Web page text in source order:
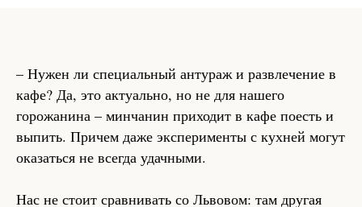
– Нужен ли специальный антураж и развлечение в
кафе? Да, это актуально, но не для нашего
горожанина – минчанин приходит в кафе поесть и
выпить. Причем даже эксперименты с кухней могут
оказаться не всегда удачными.
Нас не стоит сравнивать со Львовом: там другая